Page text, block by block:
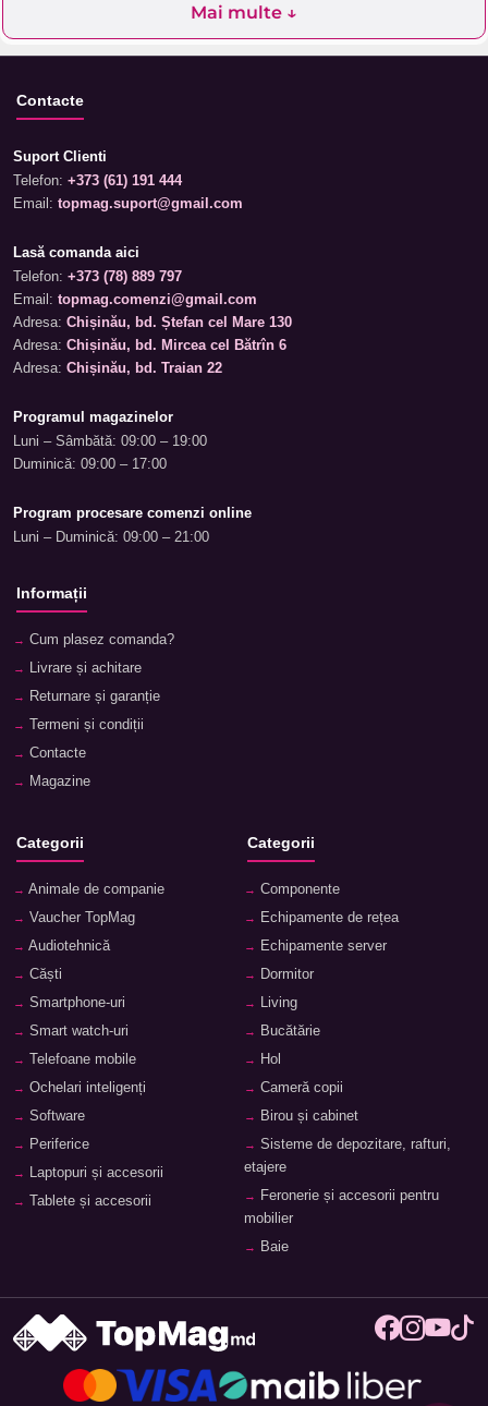
Mai multe ↓
Contacte
Suport Clienti
Telefon: +373 (61) 191 444
Email: topmag.suport@gmail.com
Lasă comanda aici
Telefon: +373 (78) 889 797
Email: topmag.comenzi@gmail.com
Adresa: Chișinău, bd. Ștefan cel Mare 130
Adresa: Chișinău, bd. Mircea cel Bătrîn 6
Adresa: Chișinău, bd. Traian 22
Programul magazinelor
Luni – Sâmbătă: 09:00 – 19:00
Duminică: 09:00 – 17:00
Program procesare comenzi online
Luni – Duminică: 09:00 – 21:00
Informații
Cum plasez comanda?
Livrare și achitare
Returnare și garanție
Termeni și condiții
Contacte
Magazine
Categorii
Animale de companie
Vaucher TopMag
Audiotehnică
Căști
Smartphone-uri
Smart watch-uri
Telefoane mobile
Ochelari inteligenți
Software
Periferice
Laptopuri și accesorii
Tablete și accesorii
Categorii
Componente
Echipamente de rețea
Echipamente server
Dormitor
Living
Bucătărie
Hol
Cameră copii
Birou și cabinet
Sisteme de depozitare, rafturi,
etajere
Feronerie și accesorii pentru
mobilier
Baie